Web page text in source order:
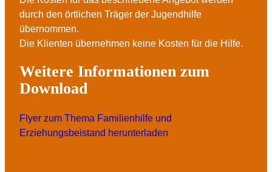
durch den örtlichen Träger der Jugendhilfe
übernommen.
Die Klienten übernehmen keine Kosten für die Hilfe.
Weitere Informationen zum
Download
Flyer zum Thema Familienhilfe und
Erziehungsbeistand herunterladen